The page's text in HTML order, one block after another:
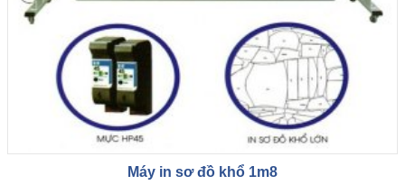
Máy in sơ đồ khổ 1m8